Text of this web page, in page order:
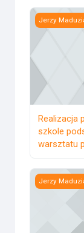
Realizacja
Jerzy
Realizacja
szkole
warsztatu
Nadzór
Jerzy